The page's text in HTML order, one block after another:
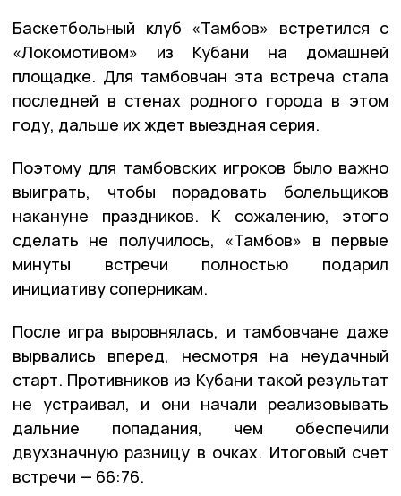
Баскетбольный клуб «Тамбов» встретился с
«Локомотивом» из Кубани на домашней
площадке. Для тамбовчан эта встреча стала
последней в стенах родного города в этом
году, дальше их ждет выездная серия.
Поэтому для тамбовских игроков было важно
выиграть, чтобы порадовать болельщиков
накануне праздников. К сожалению, этого
сделать не получилось, «Тамбов» в первые
минуты встречи полностью подарил
инициативу соперникам.
После игра выровнялась, и тамбовчане даже
вырвались вперед, несмотря на неудачный
старт. Противников из Кубани такой результат
не устраивал, и они начали реализовывать
дальние попадания, чем обеспечили
двухзначную разницу в очках. Итоговый счет
встречи — 66:76.